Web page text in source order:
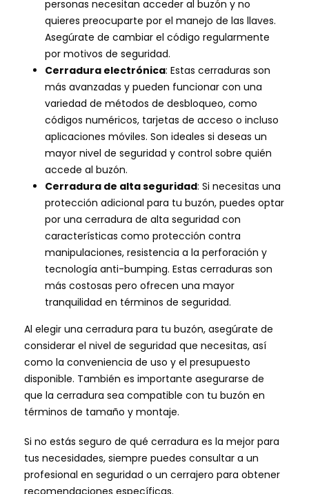
personas necesitan acceder al buzón y no
quieres preocuparte por el manejo de las llaves.
Asegúrate de cambiar el código regularmente
por motivos de seguridad.
Cerradura electrónica: Estas cerraduras son
más avanzadas y pueden funcionar con una
variedad de métodos de desbloqueo, como
códigos numéricos, tarjetas de acceso o incluso
aplicaciones móviles. Son ideales si deseas un
mayor nivel de seguridad y control sobre quién
accede al buzón.
Cerradura de alta seguridad: Si necesitas una
protección adicional para tu buzón, puedes optar
por una cerradura de alta seguridad con
características como protección contra
manipulaciones, resistencia a la perforación y
tecnología anti-bumping. Estas cerraduras son
más costosas pero ofrecen una mayor
tranquilidad en términos de seguridad.
Al elegir una cerradura para tu buzón, asegúrate de
considerar el nivel de seguridad que necesitas, así
como la conveniencia de uso y el presupuesto
disponible. También es importante asegurarse de
que la cerradura sea compatible con tu buzón en
términos de tamaño y montaje.
Si no estás seguro de qué cerradura es la mejor para
tus necesidades, siempre puedes consultar a un
profesional en seguridad o un cerrajero para obtener
recomendaciones específicas.